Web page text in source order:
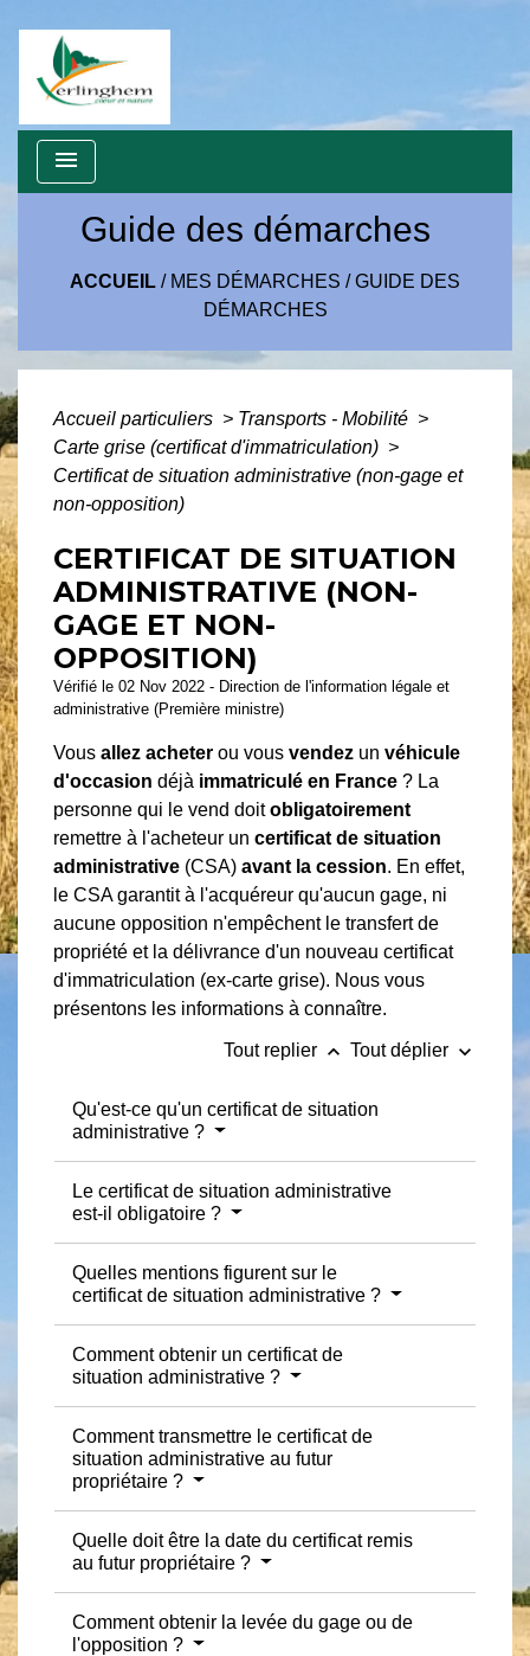
menu
Guide des démarches
ACCUEIL / MES DÉMARCHES /GUIDE DES
DÉMARCHES
Accueil particuliers > Transports - Mobilité >
Carte grise (certificat d'immatriculation) >
Certificat de situation administrative (non-gage et
non-opposition)
CERTIFICAT DE SITUATION
ADMINISTRATIVE (NON-
GAGE ET NON-
OPPOSITION)
Vérifié le 02 Nov 2022 - Direction de l'information légale et
administrative (Première ministre)
Vous allez acheter ou vous vendez un véhicule
d'occasion déjà immatriculé en France ? La
personne qui le vend doitobligatoirement
remettre à l'acheteur un certificat de situation
administrative (CSA) avant la cession. En effet,
le CSA garantit à l'acquéreur qu'aucun gage, ni
aucune opposition n'empêchent le transfert de
propriété et la délivrance d'un nouveau certificat
d'immatriculation (ex-carte grise). Nous vous
présentons les informations à connaître.
Tout replier keyboard_arrow_up Tout déplier keyboard_arrow_down
Qu'est-ce qu'un certificat de situation
administrative ?
Le certificat de situation administrative
est-il obligatoire ?
Quelles mentions figurent sur le
certificat de situation administrative ?
Comment obtenir un certificat de
situation administrative ?
Comment transmettre le certificat de
situation administrative au futur
propriétaire ?
Quelle doit être la date du certificat remis
au futur propriétaire ?
Comment obtenir la levée du gage ou de
l'opposition ?